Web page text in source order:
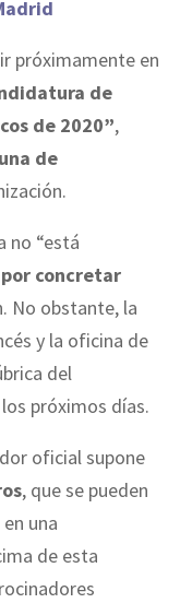
próximamente en
de
de 2020”,
de
no “está
concretar
No obstante, la
y la oficina de
del
próximos días.
oficial supone
, que se pueden
una
de esta